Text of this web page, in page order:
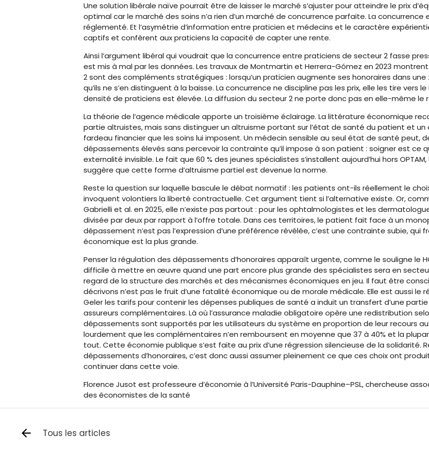
Une solution libérale naïve pourrait être de laisser le marché s’ajuster pour atteindre le prix
optimal car le marché des soins n’a rien d’un marché de concurrence parfaite. La
réglementé. Et l’asymétrie d’information entre praticien et médecins et le caractère
captifs et confèrent aux praticiens la capacité de capter une rente.
Ainsi l’argument libéral qui voudrait que la concurrence entre praticiens de secteur 2 fasse
est mis à mal par les données. Les travaux de Montmartin et Herrera-Gómez en 2023
2 sont des compléments stratégiques : lorsqu’un praticien augmente ses honoraires dans
qu’ils ne s’en distinguent à la baisse. La concurrence ne discipline pas les prix, elle les tire vers
densité de praticiens est élevée. La diffusion du secteur 2 ne porte donc pas en elle-même le
La théorie de l’agence médicale apporte un troisième éclairage. La littérature économique
partie altruistes, mais sans distinguer un altruisme portant sur l’état de santé du patient et
fardeau financier que les soins lui imposent. Un médecin sensible au seul état de santé peut,
dépassements élevés sans percevoir la contrainte qu’il impose à son patient : soigner est ce
externalité invisible. Le fait que 60 % des jeunes spécialistes s’installent aujourd’hui hors
suggère que cette forme d’altruisme partiel est devenue la norme.
Reste la question sur laquelle bascule le débat normatif : les patients ont-ils réellement le
invoquent volontiers la liberté contractuelle. Cet argument tient si l’alternative existe. Or,
Gabrielli et al. en 2025, elle n’existe pas partout : pour les ophtalmologistes et les
divisée par deux par rapport à l’offre totale. Dans ces territoires, le patient fait face à un
dépassement n’est pas l’expression d’une préférence révélée, c’est une contrainte subie,
économique est la plus grande.
Penser la régulation des dépassements d’honoraires apparaît urgente, comme le souligne le
difficile à mettre en œuvre quand une part encore plus grande des spécialistes sera en
regard de la structure des marchés et des mécanismes économiques en jeu. Il faut être
décrivons n’est pas le fruit d’une fatalité économique ou de morale médicale. Elle est aussi le
Geler les tarifs pour contenir les dépenses publiques de santé a induit un transfert d’une
assureurs complémentaires. Là où l’assurance maladie obligatoire opère une redistribution
dépassements sont supportés par les utilisateurs du système en proportion de leur recours
lourdement que les complémentaires n’en remboursent en moyenne que 37 à 40% et la
tout. Cette économie publique s’est faite au prix d’une régression silencieuse de la solidarité.
dépassements d’honoraires, c’est donc aussi assumer pleinement ce que ces choix ont
continuer dans cette voie.
Florence Jusot est professeure d’économie à l’Université Paris-Dauphine–PSL, chercheuse
des économistes de la santé
Tous les articles